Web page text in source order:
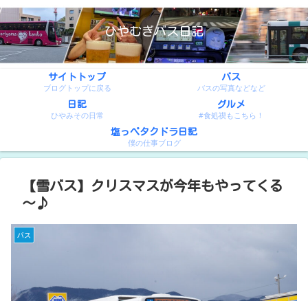
ひやむぎバス日記
サイトトップ
ブログトップに戻る
バス
バスの写真などなど
日記
ひやみその日常
グルメ
#食処禊もこちら！
塩っぺタクドラ日記
僕の仕事ブログ
【雪バス】クリスマスが今年もやってくる
～♪
バス